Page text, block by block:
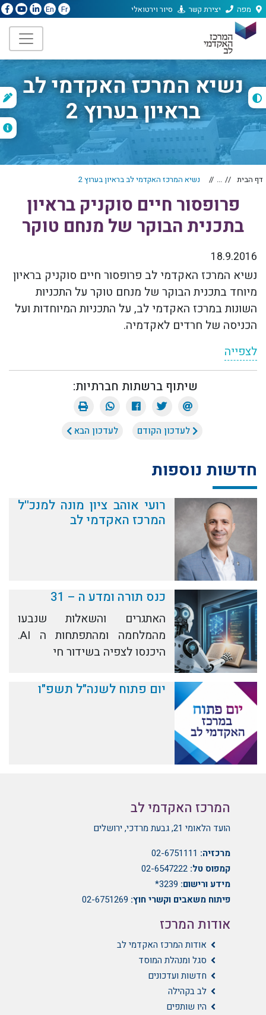
מפה יצירת קשר סיור וירטואלי Fr
En
נשיא המרכז האקדמי לב
בראיון בערוץ 2
דף הבית ... נשיא המרכז האקדמי לב בראיון בערוץ 2
פרופסור חיים סוקניק בראיון
בתכנית הבוקר של מנחם טוקר
18.9.2016
נשיא המרכז האקדמי לב פרופסור חיים סוקניק בראיון
מיוחד בתכנית הבוקר של מנחם טוקר על התכניות
השונות במרכז האקדמי לב, על התכניות המיוחדות ועל
הכניסה של חרדים לאקדמיה.
לצפייה
שיתוף ברשתות חברתיות:
לעדכון הקודם לעדכון הבא
חדשות נוספות
רועי אוהב ציון מונה למנכ''ל
המרכז האקדמי לב
כנס תורה ומדע ה – 31
האתגרים והשאלות שנבעו
מהמלחמה ומהתפתחות ה AI.
היכנסו לצפיה בשידור חי
יום פתוח לשנה"ל תשפ"ו
המרכז האקדמי לב
הועד הלאומי 21, גבעת מרדכי, ירושלים
מרכזיה: 02-6751111
קמפוס טל: 02-6547222
מידע ורישום: 3239*
פיתוח משאבים וקשרי חוץ: 02-6751269
אודות המרכז
אודות המרכז האקדמי לב
סגל ומנהלת המוסד
חדשות ועדכונים
לב בקהילה
היו שותפים